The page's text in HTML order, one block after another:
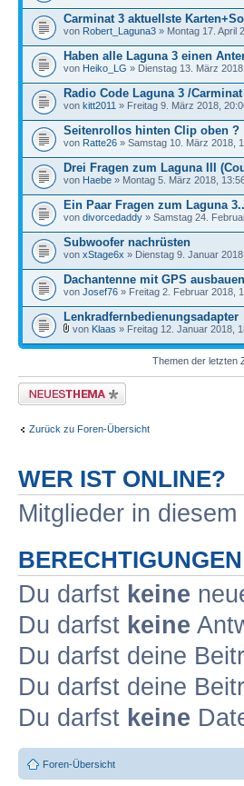
Carminat 3 aktuellste
von Robert_Laguna3 » Montag 17. April
Haben alle Laguna 3 einen
von Heiko_LG » Dienstag 13. März
Radio Code Laguna 3 /
von kitt2011 » Freitag 9. März 2018,
Seitenrollos hinten Clip oben ?
von Ratte26 » Samstag 10. März 2018,
Drei Fragen zum Laguna III
von Haebe » Montag 5. März 2018,
Ein Paar Fragen zum Laguna
von divorcedaddy » Samstag 24.
Subwoofer nachrüsten
von xStage6x » Dienstag 9. Januar
Dachantenne mit GPS
von Josef76 » Freitag 2. Februar 2018,
Lenkradfernbedienungsadapter
von Klaas » Freitag 12. Januar 2018,
Themen der letzten
Neues Thema erstellen
Zurück zu Foren-Übersicht
WER IST ONLINE?
Mitglieder in
Du darfst keine
Du darfst keine
Du darfst deine
Du darfst deine
Du darfst keine
Foren-Übersicht